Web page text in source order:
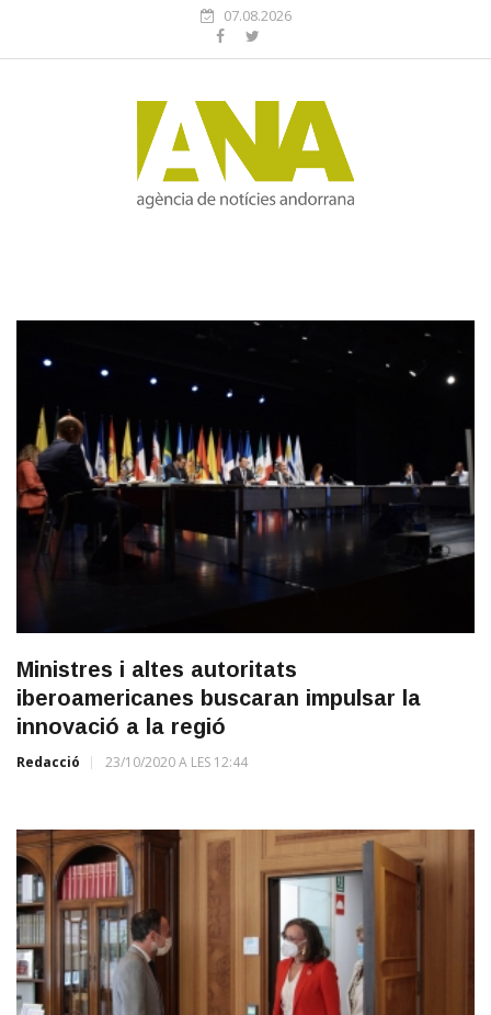
07.08.2026
Ministres i altes autoritats
iberoamericanes buscaran impulsar la
innovació a la regió
Redacció 23/10/2020 A LES 12:44